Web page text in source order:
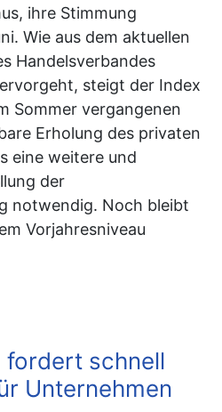
ihre Stimmung
Wie aus dem aktuellen
Handelsverbandes
steigt der Index
Sommer vergangenen
Erholung des privaten
eine weitere und
der
notwendig. Noch bleibt
Vorjahresniveau
fordert schnell
Unternehmen